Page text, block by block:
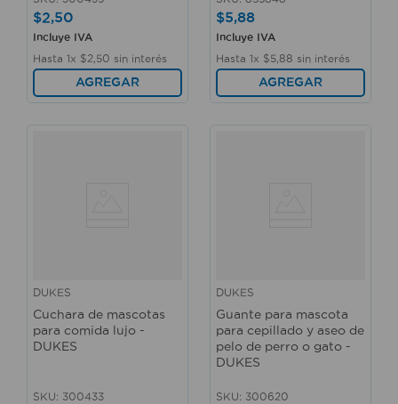
$2,50
Incluye IVA
Hasta 1x $2 50 sin interés
AGREGAR
$5,88
Incluye IVA
Hasta 1x $5 88 sin interés
AGREGAR
DUKES
Cuchara de mascotas
para comida lujo -
DUKES
SKU: 300433
DUKES
Guante para mascota
para cepillado y aseo de
pelo de perro o gato -
DUKES
SKU: 300620